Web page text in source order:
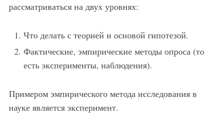
рассматриваться на двух уровнях:
Что делать с теорией и основой гипотезой.
Фактические, эмпирические методы опроса (то
есть эксперименты, наблюдения).
Примером эмпирического метода исследования в
науке является эксперимент.